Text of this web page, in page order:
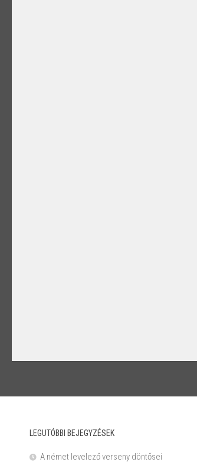
LEGUTÓBBI BEJEGYZÉSEK
A német levelező verseny döntősei